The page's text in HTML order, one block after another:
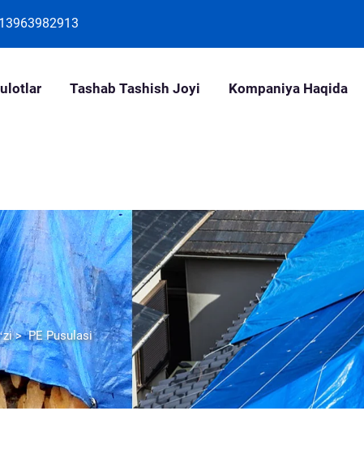
Tashab Tashish Joyi Kompaniya Haqida
>PE Pusulasi